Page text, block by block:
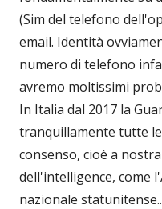
(Sim del telefono
email. Identità
numero di telefono
avremo moltissimi
In Italia dal 2017 la
tranquillamente tutte
consenso, cioè a
dell'intelligence, come
nazionale